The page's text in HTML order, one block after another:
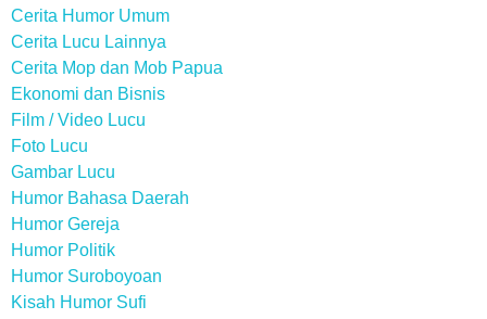
Cerita Humor Umum
Cerita Lucu Lainnya
Cerita Mop dan Mob Papua
Ekonomi dan Bisnis
Film / Video Lucu
Foto Lucu
Gambar Lucu
Humor Bahasa Daerah
Humor Gereja
Humor Politik
Humor Suroboyoan
Kisah Humor Sufi